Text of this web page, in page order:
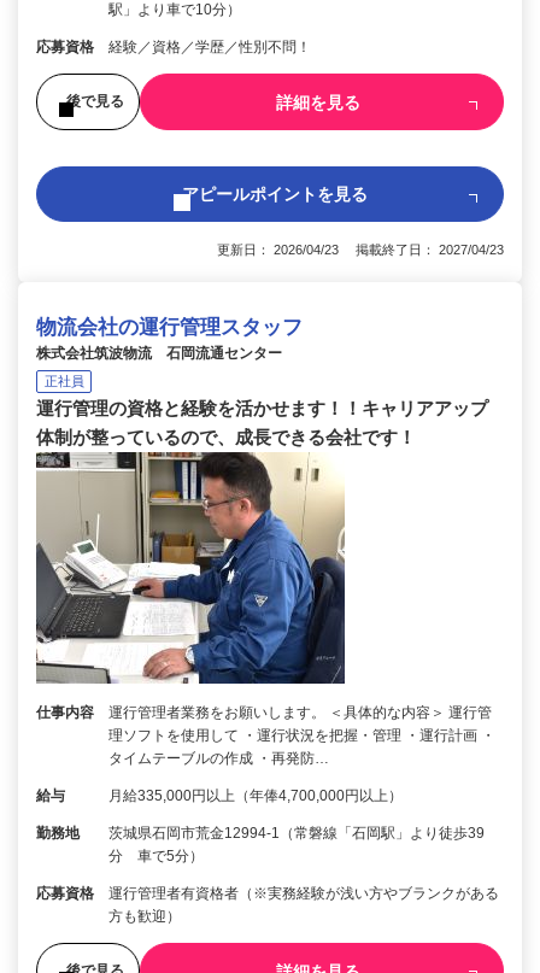
駅」より車で10分）
応募資格 経験／資格／学歴／性別不問！
後で見る 詳細を見る
アピールポイントを見る
更新日： 2026/04/23 掲載終了日： 2027/04/23
物流会社の運行管理スタッフ
株式会社筑波物流 石岡流通センター
正社員
運行管理の資格と経験を活かせます！！キャリアアップ
体制が整っているので、成長できる会社です！
仕事内容
運行管理者業務をお願いします。 ＜具体的な内容＞ 運行管
理ソフトを使用して ・運行状況を把握・管理 ・運行計画 ・
タイムテーブルの作成 ・再発防…
給与 月給335,000円以上（年俸4,700,000円以上）
勤務地
茨城県石岡市荒金12994-1（常磐線「石岡駅」より徒歩39
分 車で5分）
応募資格
運行管理者有資格者（※実務経験が浅い方やブランクがある
方も歓迎）